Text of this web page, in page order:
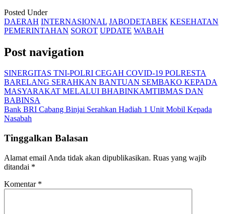
Posted Under
DAERAH INTERNASIONAL JABODETABEK KESEHATAN
PEMERINTAHAN SOROT UPDATE WABAH
Post navigation
SINERGITAS TNI-POLRI CEGAH COVID-19 POLRESTA
BARELANG SERAHKAN BANTUAN SEMBAKO KEPADA
MASYARAKAT MELALUI BHABINKAMTIBMAS DAN
BABINSA
Bank BRI Cabang Binjai Serahkan Hadiah 1 Unit Mobil Kepada
Nasabah
Tinggalkan Balasan
Alamat email Anda tidak akan dipublikasikan. Ruas yang wajib
ditandai *
Komentar *